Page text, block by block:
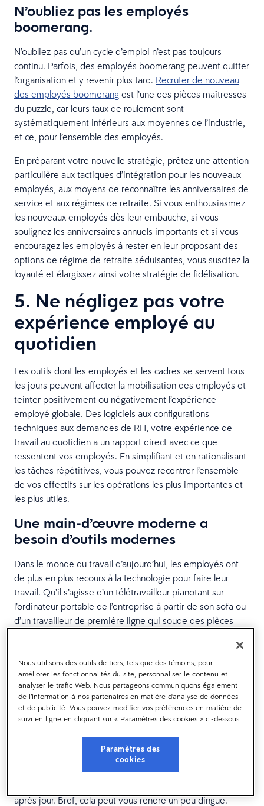
N’oubliez pas les employés
boomerang.
N’oubliez pas qu’un cycle d’emploi n’est pas toujours
continu. Parfois, des employés boomerang peuvent quitter
l’organisation et y revenir plus tard. Recruter de nouveau
des employés boomerang est l’une des pièces maîtresses
du puzzle, car leurs taux de roulement sont
systématiquement inférieurs aux moyennes de l’industrie,
et ce, pour l’ensemble des employés.
En préparant votre nouvelle stratégie, prêtez une attention
particulière aux tactiques d’intégration pour les nouveaux
employés, aux moyens de reconnaître les anniversaires de
service et aux régimes de retraite. Si vous enthousiasmez
les nouveaux employés dès leur embauche, si vous
soulignez les anniversaires annuels importants et si vous
encouragez les employés à rester en leur proposant des
options de régime de retraite séduisantes, vous suscitez la
loyauté et élargissez ainsi votre stratégie de fidélisation.
5. Ne négligez pas votre
expérience employé au
quotidien
Les outils dont les employés et les cadres se servent tous
les jours peuvent affecter la mobilisation des employés et
teinter positivement ou négativement l’expérience
employé globale. Des logiciels aux configurations
techniques aux demandes de RH, votre expérience de
travail au quotidien a un rapport direct avec ce que
ressentent vos employés. En simplifiant et en rationalisant
les tâches répétitives, vous pouvez recentrer l’ensemble
de vos effectifs sur les opérations les plus importantes et
les plus utiles.
Une main-d’œuvre moderne a
besoin d’outils modernes
Dans le monde du travail d’aujourd’hui, les employés ont
de plus en plus recours à la technologie pour faire leur
travail. Qu’il s’agisse d’un télétravailleur pianotant sur
l’ordinateur portable de l’entreprise à partir de son sofa ou
d’un travailleur de première ligne qui soude des pièces
l’autre.
Imaginez arriver au travail tous les jours en sachant qu’il
vous faudra au moins un quart d’heure pour démarrer
votre vieil ordinateur de bureau. Ou encore que chaque
payé, vous devez indéfiniment jongler avec les
plateformes des horaires de roulement, des calendriers de
messagerie et de demandes de congé. Chaque
après jour. Bref, cela peut vous rendre un peu dingue.
Nous utilisons des outils de tiers, tels que des témoins, pour
améliorer les fonctionnalités du site, personnaliser le contenu et
analyser le trafic Web. Nous partageons communiquons également
de l’information à nos partenaires en matière d’analyse de données
et de publicité. Vous pouvez modifier vos préférences en matière de
suivi en ligne en cliquant sur « Paramètres des cookies » ci-dessous.
Paramètres des
cookies